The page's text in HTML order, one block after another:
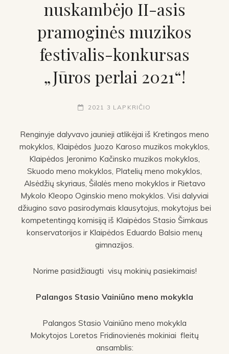
nuskambėjo II-asis
pramoginės muzikos
festivalis-konkursas
„Jūros perlai 2021“!
2021 3 LAPKRIČIO
Renginyje dalyvavo jaunieji atlikėjai iš Kretingos meno
mokyklos, Klaipėdos Juozo Karoso muzikos mokyklos,
Klaipėdos Jeronimo Kačinsko muzikos mokyklos,
Skuodo meno mokyklos, Platelių meno mokyklos,
Alsėdžių skyriaus, Šilalės meno mokyklos ir Rietavo
Mykolo Kleopo Oginskio meno mokyklos. Visi dalyviai
džiugino savo pasirodymais klausytojus, mokytojus bei
kompetentingą komisiją iš Klaipėdos Stasio Šimkaus
konservatorijos ir Klaipėdos Eduardo Balsio menų
gimnazijos.
Norime pasidžiaugti visų mokinių pasiekimais!
Palangos Stasio Vainiūno meno mokykla
Palangos Stasio Vainiūno meno mokykla
Mokytojos Loretos Fridinovienės mokiniai fleitų
ansamblis: